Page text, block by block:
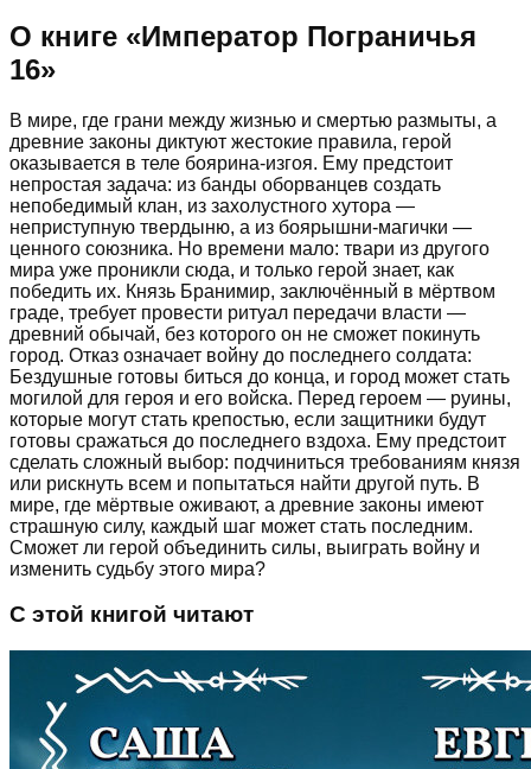
О книге «Император Пограничья
16»
В мире, где грани между жизнью и смертью размыты, а
древние законы диктуют жестокие правила, герой
оказывается в теле боярина-изгоя. Ему предстоит
непростая задача: из банды оборванцев создать
непобедимый клан, из захолустного хутора —
неприступную твердыню, а из боярышни-магички —
ценного союзника. Но времени мало: твари из другого
мира уже проникли сюда, и только герой знает, как
победить их. Князь Бранимир, заключённый в мёртвом
граде, требует провести ритуал передачи власти —
древний обычай, без которого он не сможет покинуть
город. Отказ означает войну до последнего солдата:
Бездушные готовы биться до конца, и город может стать
могилой для героя и его войска. Перед героем — руины,
которые могут стать крепостью, если защитники будут
готовы сражаться до последнего вздоха. Ему предстоит
сделать сложный выбор: подчиниться требованиям князя
или рискнуть всем и попытаться найти другой путь. В
мире, где мёртвые оживают, а древние законы имеют
страшную силу, каждый шаг может стать последним.
Сможет ли герой объединить силы, выиграть войну и
изменить судьбу этого мира?
С этой книгой читают